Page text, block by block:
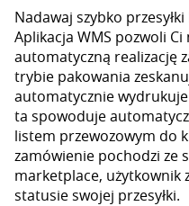
Nadawaj szybko
Aplikacja WMS pozwoli Ci
automatyczną realizację
trybie pakowania
automatycznie
ta spowoduje
listem przewozowym do
zamówienie pochodzi ze
marketplace,
statusie swojej przesyłki.